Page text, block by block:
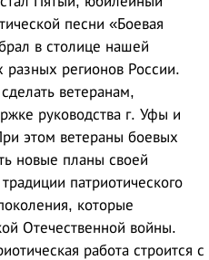
песни «Боевая
в столице нашей
регионов России.
ветеранам,
руководства г. Уфы и
этом ветераны боевых
новые планы своей
патриотического
которые
Отечественной войны.
работа строится с